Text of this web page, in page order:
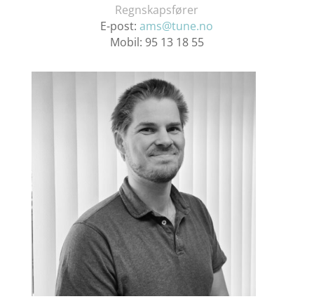
Regnskapsfører
E-post:ams@tune.no
Mobil: 95 13 18 55